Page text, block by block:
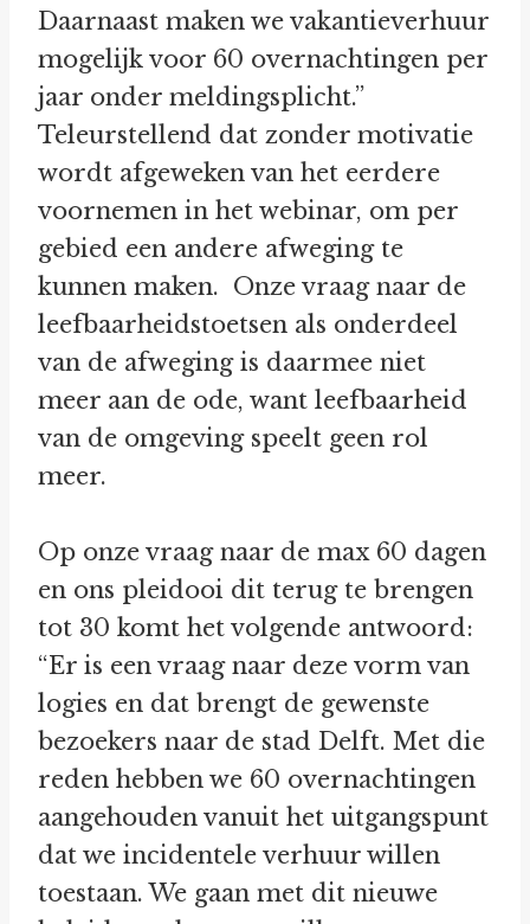
Daarnaast maken we vakantieverhuur
mogelijk voor 60 overnachtingen per
jaar onder meldingsplicht.”
Teleurstellend dat zonder motivatie
wordt afgeweken van het eerdere
voornemen in het webinar, om per
gebied een andere afweging te
kunnen maken. Onze vraag naar de
leefbaarheidstoetsen als onderdeel
van de afweging is daarmee niet
meer aan de ode, want leefbaarheid
van de omgeving speelt geen rol
meer.
Op onze vraag naar de max 60 dagen
en ons pleidooi dit terug te brengen
tot 30 komt het volgende antwoord:
“Er is een vraag naar deze vorm van
logies en dat brengt de gewenste
bezoekers naar de stad Delft. Met die
reden hebben we 60 overnachtingen
aangehouden vanuit het uitgangspunt
dat we incidentele verhuur willen
toestaan. We gaan met dit nieuwe